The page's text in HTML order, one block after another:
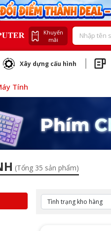
Khuyến
mãi
Xây dựng cấu hình
Tính
(Tổng 35 sản phẩm)